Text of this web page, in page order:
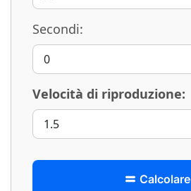
Secondi:
Velocità di riproduzione:
Calcolare